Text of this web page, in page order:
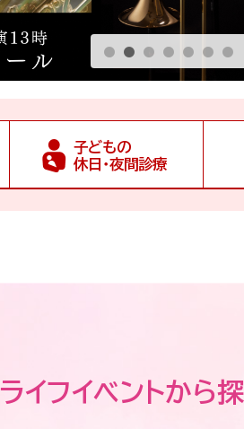
子どもの
休日・夜間診療
ライフイベントから